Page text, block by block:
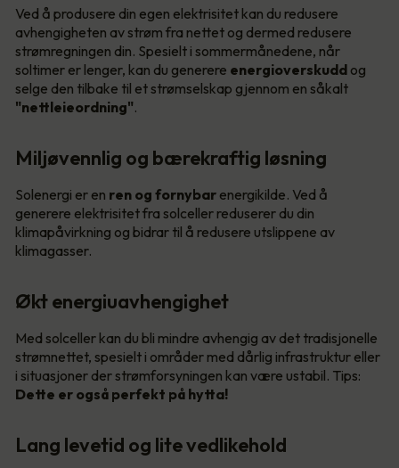
Ved å produsere din egen elektrisitet kan du redusere
avhengigheten av strøm fra nettet og dermed redusere
strømregningen din. Spesielt i sommermånedene, når
soltimer er lenger, kan du generere energioverskudd og
selge den tilbake til et strømselskap gjennom en såkalt
"nettleieordning".
Miljøvennlig og bærekraftig løsning
Solenergi er en ren og fornybar energikilde. Ved å
generere elektrisitet fra solceller reduserer du din
klimapåvirkning og bidrar til å redusere utslippene av
klimagasser.
Økt energiuavhengighet
Med solceller kan du bli mindre avhengig av det tradisjonelle
strømnettet, spesielt i områder med dårlig infrastruktur eller
i situasjoner der strømforsyningen kan være ustabil. Tips:
Dette er også perfekt på hytta!
Lang levetid og lite vedlikehold